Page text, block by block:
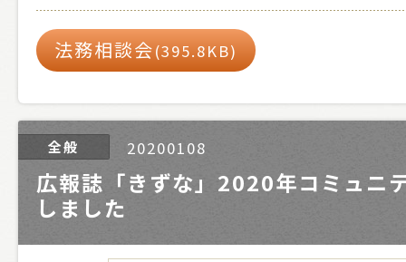
法務相談会(395.8KB)
20200108
全般
広報誌「きずな」2020年コミュニ
しました